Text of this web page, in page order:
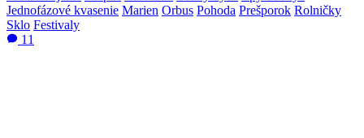
Jednofázové kvasenie Marien Orbus Pohoda Prešporok Rolničky
Sklo Festivaly
11